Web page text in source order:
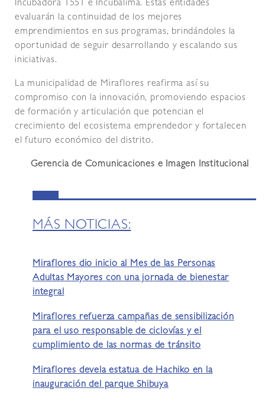
Incubadora 1551 e Incubalima. Estas entidades
evaluarán la continuidad de los mejores
emprendimientos en sus programas, brindándoles la
oportunidad de seguir desarrollando y escalando sus
iniciativas.
La municipalidad de Miraflores reafirma así su
compromiso con la innovación, promoviendo espacios
de formación y articulación que potencian el
crecimiento del ecosistema emprendedor y fortalecen
el futuro económico del distrito.
Gerencia de Comunicaciones e Imagen Institucional
MÁS NOTICIAS:
Miraflores dio inicio al Mes de las Personas
Adultas Mayores con una jornada de bienestar
integral
Miraflores refuerza campañas de sensibilización
para el uso responsable de ciclovías y el
cumplimiento de las normas de tránsito
Miraflores devela estatua de Hachiko en la
inauguración del parque Shibuya